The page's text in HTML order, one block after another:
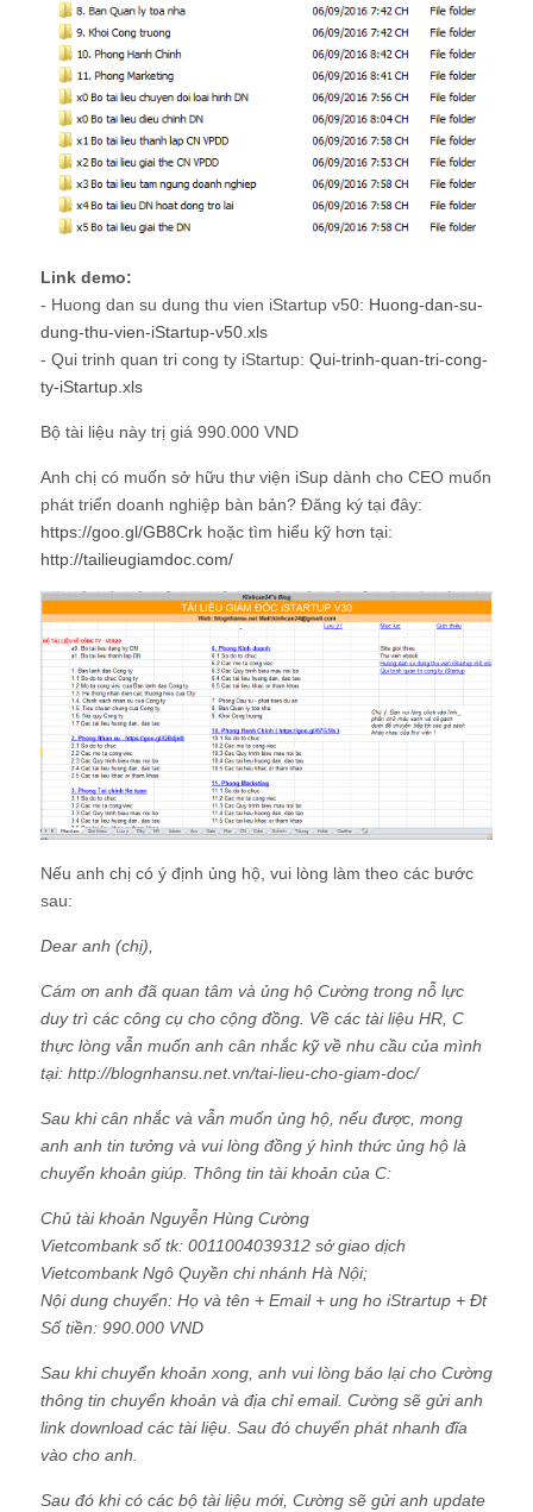
Link demo:
- Huong dan su dung thu vien iStartup v50: Huong-dan-su-
dung-thu-vien-iStartup-v50.xls
- Qui trinh quan tri cong ty iStartup: Qui-trinh-quan-tri-cong-
ty-iStartup.xls
Bộ tài liệu này trị giá 990.000 VND
Anh chị có muốn sở hữu thư viện iSup dành cho CEO muốn
phát triển doanh nghiệp bàn bản? Đăng ký tại đây:
https://goo.gl/GB8Crk hoặc tìm hiểu kỹ hơn tại:
http://tailieugiamdoc.com/
Nếu anh chị có ý định ủng hộ, vui lòng làm theo các bước
sau:
Dear anh (chị),
Cám ơn anh đã quan tâm và ủng hộ Cường trong nỗ lực
duy trì các công cụ cho cộng đồng. Về các tài liệu HR, C
thực lòng vẫn muốn anh cân nhắc kỹ về nhu cầu của mình
tại: http://blognhansu.net.vn/tai-lieu-cho-giam-doc/
Sau khi cân nhắc và vẫn muốn ủng hộ, nếu được, mong
anh anh tin tưởng và vui lòng đồng ý hình thức ủng hộ là
chuyển khoản giúp. Thông tin tài khoản của C:
Chủ tài khoản Nguyễn Hùng Cường
Vietcombank số tk: 0011004039312 sở giao dịch
Vietcombank Ngô Quyền chi nhánh Hà Nội;
Nội dung chuyển: Họ và tên + Email + ung ho iStrartup + Đt
Số tiền: 990.000 VND
Sau khi chuyển khoản xong, anh vui lòng báo lại cho Cường
thông tin chuyển khoản và địa chỉ email. Cường sẽ gửi anh
link download các tài liệu. Sau đó chuyển phát nhanh đĩa
vào cho anh.
Sau đó khi có các bộ tài liệu mới, Cường sẽ gửi anh update